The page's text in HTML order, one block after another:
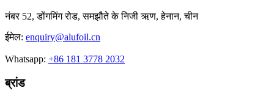
नंबर 52, डोंगमिंग रोड, समझौते के निजी ऋण, हेनान, चीन
ईमेल: enquiry@alufoil.cn
Whatsapp: +86 181 3778 2032
ब्रांड